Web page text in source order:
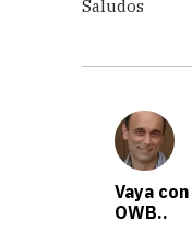
Saludos
Vaya
OWB..